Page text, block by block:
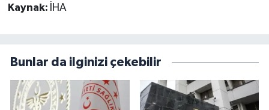
Kaynak: İHA
Bunlar da ilginizi çekebilir